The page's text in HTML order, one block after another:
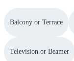
Balcony or Terrace
Television or Beamer